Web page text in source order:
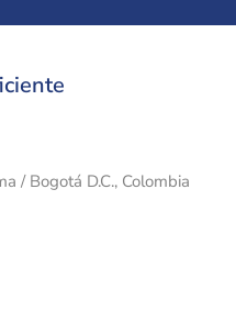
/ Bogotá D.C., Colombia